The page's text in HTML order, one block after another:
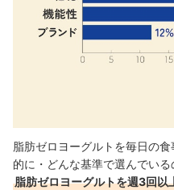
脂肪ゼロヨーグルトを毎日の
的に・どんな基準で選んでいる
脂肪ゼロヨーグルトを週3回